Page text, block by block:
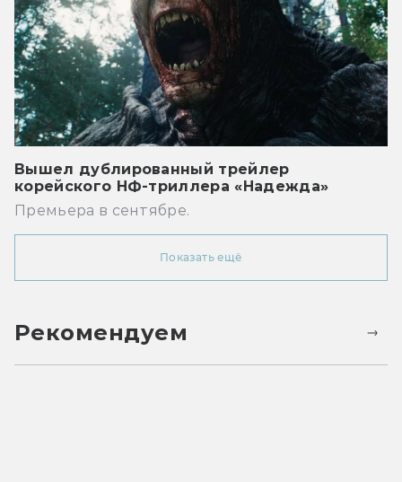
Вышел дублированный трейлер
корейского НФ-триллера «Надежда»
Премьера в сентябре.
Показать ещё
Рекомендуем